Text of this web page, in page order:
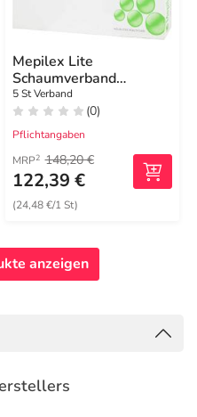
Mepilex Lite
Schaumverband
12,5x12,5cm steril
5 St Verband
(0)
Pflichtangaben
MRP2 148,20 €
122,39 €
(24,48 €/1 St)
anzeigen